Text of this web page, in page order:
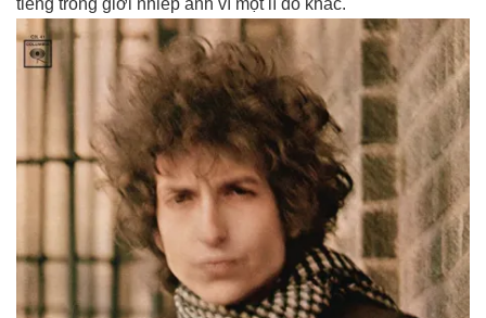
tiếng trong giới nhiếp ảnh vì một lí do khác.